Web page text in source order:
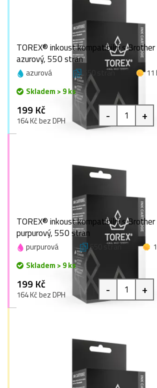
TOREX® inkoust kompatibilní s Brother
azurový, 550 stran
azurová 550 stran
11
Skladem > 9 ks
199 Kč
164 Kč bez DPH - +
TOREX® inkoust kompatibilní s
purpurový, 550 stran
purpurová 550 stran
Skladem > 9 ks
199 Kč
164 Kč bez DPH - +